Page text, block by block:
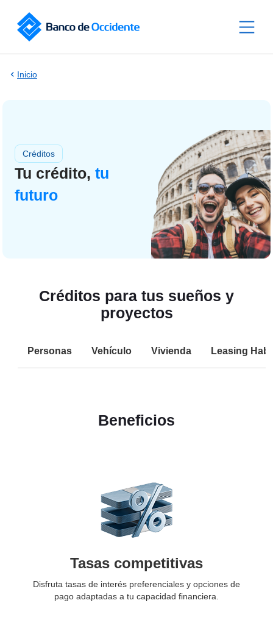
Saltar al contenido principal
Inicio
Créditos
Tu crédito, tu
futuro
Créditos para tus sueños y
proyectos
Personas Vehículo Vivienda Leasing
Beneficios
Tasas competitivas
Disfruta tasas de interés preferenciales y opciones de
pago adaptadas a tu capacidad financiera.